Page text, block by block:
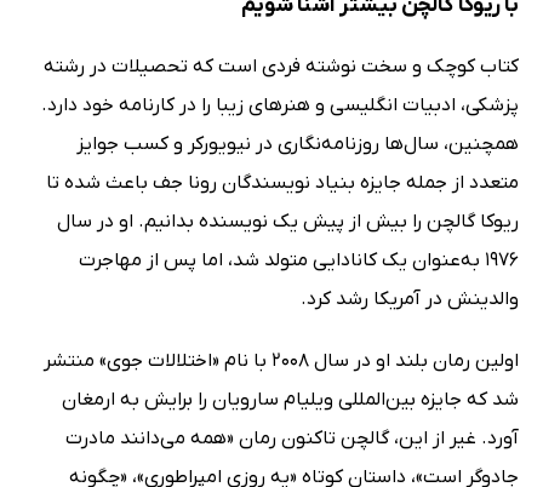
کتاب کوچک و سخت نوشته فردی است که تحصیلات در رشته
پزشکی، ادبیات انگلیسی و هنرهای زیبا را در کارنامه خود دارد.
همچنین، سال‌ها روزنامه‌نگاری در نیویورکر و کسب جوایز
متعدد از جمله جایزه بنیاد نویسندگان رونا جف باعث شده تا
ریوکا گالچن را بیش از پیش یک نویسنده بدانیم. او در سال
1976 به‌عنوان یک کانادایی متولد شد، اما پس از مهاجرت
والدینش در آمریکا رشد کرد.
اولین رمان بلند او در سال 2008 با نام «اختلالات جوی» منتشر
شد که جایزه بین‌المللی ویلیام سارویان را برایش به ارمغان
آورد. غیر از این، گالچن تاکنون رمان «همه می‌دانند مادرت
جادوگر است»، داستان کوتاه «یه روزی امپراطوری»، «چگونه